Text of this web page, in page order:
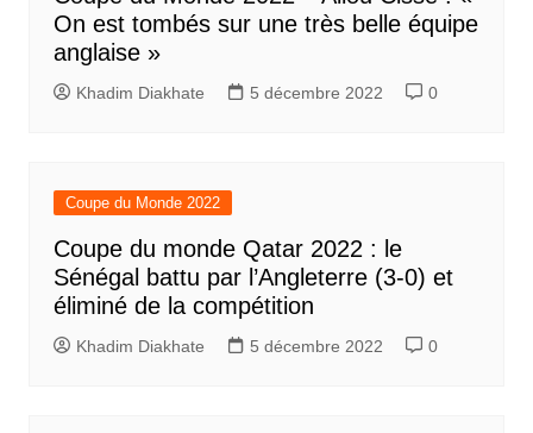
On est tombés sur une très belle équipe
anglaise »
Khadim Diakhate 5 décembre 2022 0
Coupe du Monde 2022
Coupe du monde Qatar 2022 : le
Sénégal battu par l’Angleterre (3-0) et
éliminé de la compétition
Khadim Diakhate 5 décembre 2022 0